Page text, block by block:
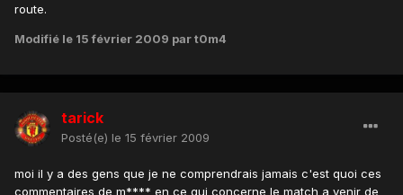
route.
Modifié le 15 février 2009 par t0m4
tarick
Posté(e) le 15 février 2009
moi il y a des gens que je ne comprendrais jamais c'est quoi ces
commentaires de m**** en ce qui concerne le match a venir de